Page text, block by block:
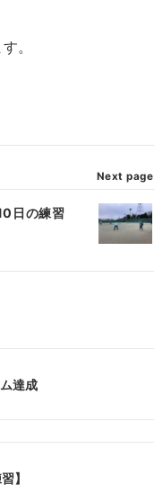
。
Next page
日の練習
達成
】